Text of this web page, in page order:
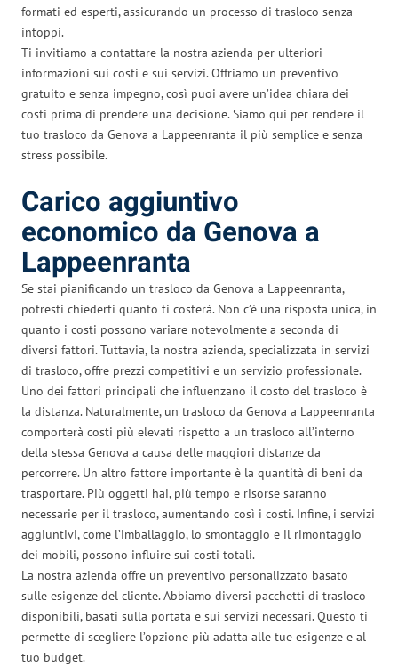
formati ed esperti, assicurando un processo di trasloco senza
intoppi.
Ti invitiamo a contattare la nostra azienda per ulteriori
informazioni sui costi e sui servizi. Offriamo un preventivo
gratuito e senza impegno, così puoi avere un’idea chiara dei
costi prima di prendere una decisione. Siamo qui per rendere il
tuo trasloco da Genova a Lappeenranta il più semplice e senza
stress possibile.
Carico aggiuntivo
economico da Genova a
Lappeenranta
Se stai pianificando un trasloco da Genova a Lappeenranta,
potresti chiederti quanto ti costerà. Non c’è una risposta unica, in
quanto i costi possono variare notevolmente a seconda di
diversi fattori. Tuttavia, la nostra azienda, specializzata in servizi
di trasloco, offre prezzi competitivi e un servizio professionale.
Uno dei fattori principali che influenzano il costo del trasloco è
la distanza. Naturalmente, un trasloco da Genova a Lappeenranta
comporterà costi più elevati rispetto a un trasloco all’interno
della stessa Genova a causa delle maggiori distanze da
percorrere. Un altro fattore importante è la quantità di beni da
trasportare. Più oggetti hai, più tempo e risorse saranno
necessarie per il trasloco, aumentando così i costi. Infine, i servizi
aggiuntivi, come l’imballaggio, lo smontaggio e il rimontaggio
dei mobili, possono influire sui costi totali.
La nostra azienda offre un preventivo personalizzato basato
sulle esigenze del cliente. Abbiamo diversi pacchetti di trasloco
disponibili, basati sulla portata e sui servizi necessari. Questo ti
permette di scegliere l’opzione più adatta alle tue esigenze e al
tuo budget.